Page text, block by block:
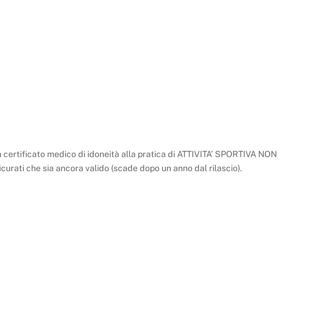
medico di idoneità alla pratica di ATTIVITA’ SPORTIVA NON
che sia ancora valido (scade dopo un anno dal rilascio).